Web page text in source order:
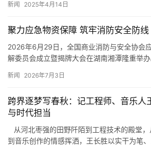
新闻 2025年4月14日
聚力应急物资保障 筑牢消防安全防线
2026年6月29日，全国商业消防与安全协会
解委员会成立暨揭牌大会在湖南湘潭隆重举
新闻 2026年7月3日
跨界逐梦写春秋：记工程师、音乐人
与时代担当
从河北枣强的田野阡陌到工程技术的殿堂
到音乐创作的情感挥洒，王长胜以实干为笔